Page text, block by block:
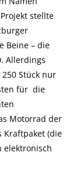
stellte
Beine – die
Allerdings
Stück nur
für die
Motorrad der
Kraftpaket (die
elektronisch